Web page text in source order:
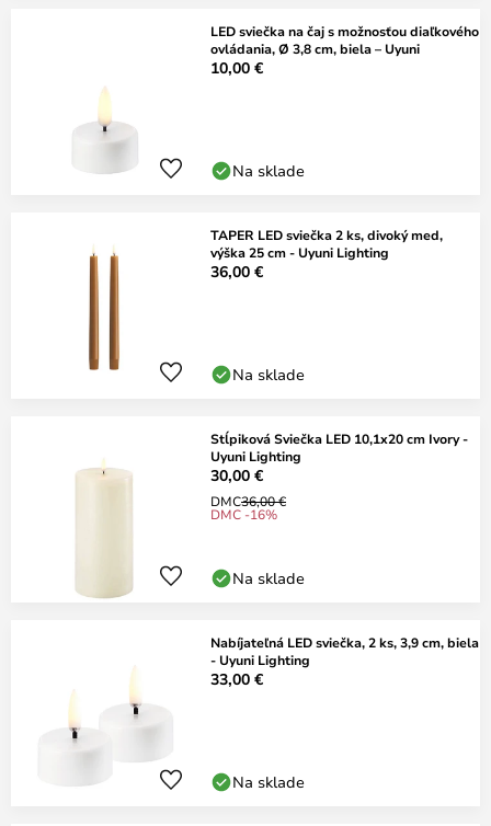
LED sviečka na čaj s možnosťou diaľkového
ovládania, Ø 3,8 cm, biela – Uyuni
10,00 €
Na sklade
TAPER LED sviečka 2 ks, divoký med,
výška 25 cm - Uyuni Lighting
36,00 €
Na sklade
Stĺpiková Sviečka LED 10,1x20 cm Ivory -
Uyuni Lighting
30,00 €
DMC36,00 €
DMC -16%
Na sklade
Nabíjateľná LED sviečka, 2 ks, 3,9 cm, biela
- Uyuni Lighting
33,00 €
Na sklade